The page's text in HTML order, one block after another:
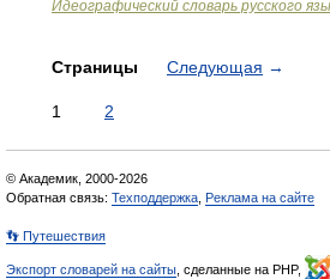
Идеографический словарь русского
Страницы Следующая →
1 2
© Академик, 2000-2026
Обратная связь: Техподдержка Реклама на сайте
👣 Путешествия
Экспорт словарей на сайты , сделанные на PHP,